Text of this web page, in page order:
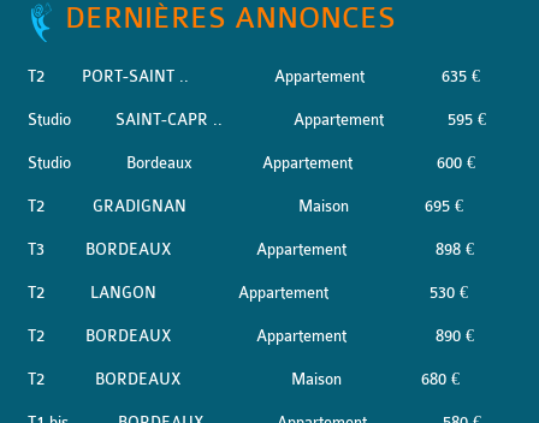
DERNIÈRES ANNONCES
T2 PORT-SAINT .. Appartement 635 €
Studio SAINT-CAPR .. Appartement 595 €
Studio Bordeaux Appartement 600 €
T2 GRADIGNAN Maison 695 €
T3 BORDEAUX Appartement 898 €
T2 LANGON Appartement 530 €
T2 BORDEAUX Appartement 890 €
T2 BORDEAUX Maison 680 €